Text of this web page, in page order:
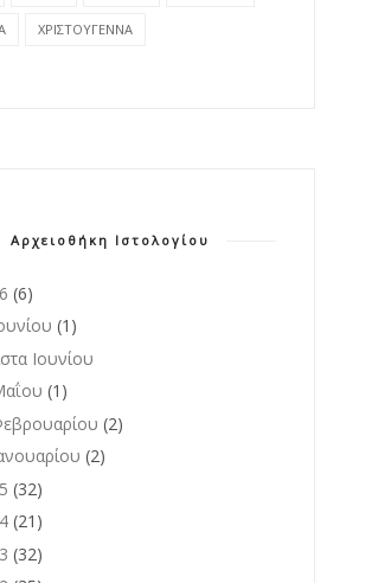
ΧΡΙΣΤΟΥΓΕΝΝΑ
Αρχειοθήκη Ιστολογίου
(6)
(1)
Ιουνίου
(1)
(2)
(2)
(32)
(21)
(32)